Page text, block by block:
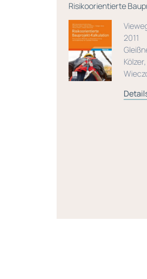
Risikoorientierte
2011